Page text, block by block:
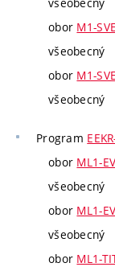
obor M1-SVE
všeobecný
obor M1-SVE
všeobecný
Program
obor ML1-
všeobecný
obor ML1-
všeobecný
obor ML1-